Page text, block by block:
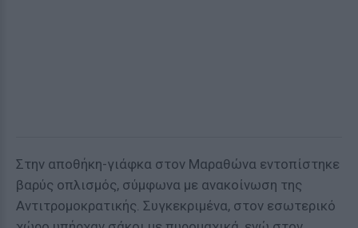
Στην αποθήκη-γιάφκα στον Μαραθώνα εντοπίστηκε
βαρύς οπλισμός, σύμφωνα με ανακοίνωση της
Αντιτρομοκρατικής. Συγκεκριμένα, στον εσωτερικό